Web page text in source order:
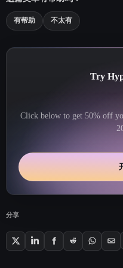
有帮助 不太有
Try
Click below to get 50% off
分享